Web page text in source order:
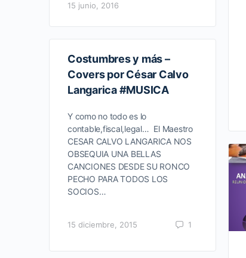
15 junio, 2016
Costumbres y más –
Covers por César Calvo
Langarica #MUSICA
Y como no todo es lo
contable,fiscal,legal… El Maestro
CESAR CALVO LANGARICA NOS
OBSEQUIA UNA BELLAS
CANCIONES DESDE SU RONCO
PECHO PARA TODOS LOS
SOCIOS…
15 diciembre, 2015 1